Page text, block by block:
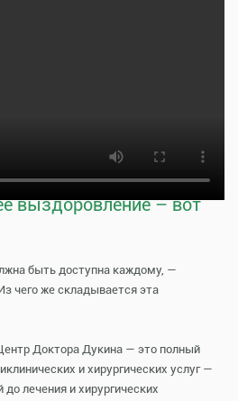
качественное
выздоровление – вот
быть доступна каждому, —
чего же складывается эта
Доктора Дукина — это полный
и хирургических услуг —
до лечения и хирургических